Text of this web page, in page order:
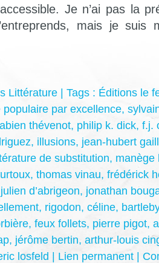
Je n’ai pas la
mais je suis
Littérature | Tags : Éditions le
populaire par excellence,
thévenot, philip k. dick, f.j.
, illusions, jean-hubert
de substitution, manège
, thomas vinau, frédérick
julien d’abrigeon, jonathan
, rigodon, céline, bartleby
, feux follets, pierre pigot,
, jérôme bertin, arthur-louis
losfeld | Lien permanent |